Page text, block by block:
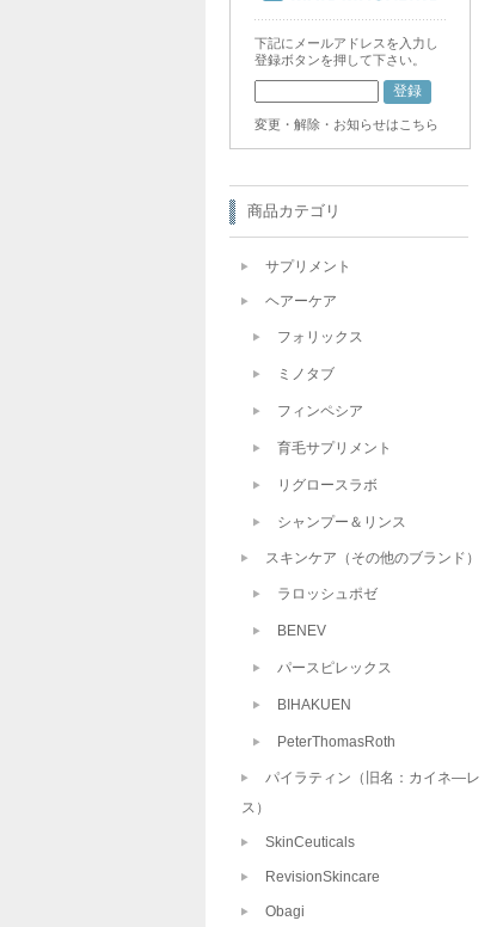
下記にメールアドレスを入力し
登録ボタンを押して下さい。
変更・解除・お知らせはこちら
商品カテゴリ
サプリメント
ヘアーケア
フォリックス
ミノタブ
フィンペシア
育毛サプリメント
リグロースラボ
シャンプー＆リンス
スキンケア（その他のブランド）
ラロッシュポゼ
BENEV
パースピレックス
BIHAKUEN
PeterThomasRoth
パイラティン（旧名：カイネ―レ
ス）
SkinCeuticals
RevisionSkincare
Obagi